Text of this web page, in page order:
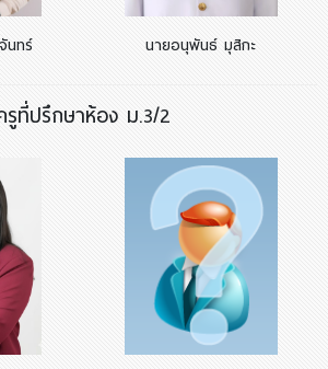
นทร์ นายอนุพันธ์ มุสิกะ
รูที่ปรึกษาห้อง ม.3/2